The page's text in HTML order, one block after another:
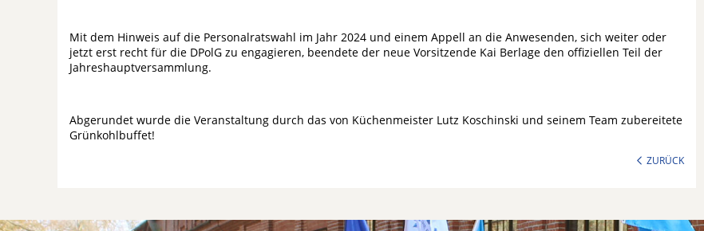
Mit dem Hinweis auf die Personalratswahl im Jahr 2024 und einem Appell an die Anwesenden, sich weiter oder
jetzt erst recht für die DPolG zu engagieren, beendete der neue Vorsitzende Kai Berlage den offiziellen Teil der
Jahreshauptversammlung.
Abgerundet wurde die Veranstaltung durch das von Küchenmeister Lutz Koschinski und seinem Team zubereitete
Grünkohlbuffet!
ZURÜCK